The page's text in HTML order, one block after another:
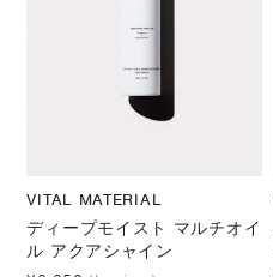
VITAL MATERIAL
ディープモイスト マルチオイ
ル アクアシャイン